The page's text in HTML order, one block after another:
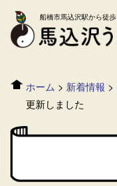
船橋市馬込沢駅から徒
ホーム > 新着情報 >
更新しました